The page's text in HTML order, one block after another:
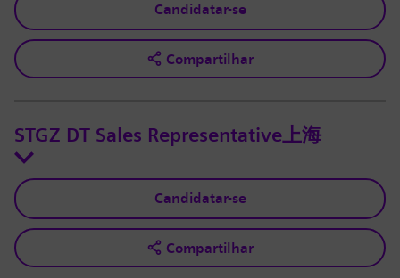
Candidatar-se
Compartilhar
STGZ DT Sales Representative上海
Candidatar-se
Compartilhar